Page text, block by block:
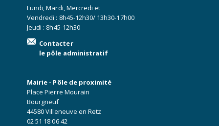
Lundi, Mardi, Mercredi et
Vendredi : 8h45-12h30/ 13h30-17h00
Jeudi : 8h45-12h30
Contacter
le pôle administratif
Mairie - Pôle de proximité
Place Pierre Mourain
Bourgneuf
44580 Villeneuve en Retz
02 51 18 06 42